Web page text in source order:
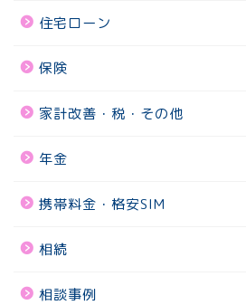
住宅ローン
保険
家計改善・税・その他
年金
携帯料金・格安SIM
相続
相談事例